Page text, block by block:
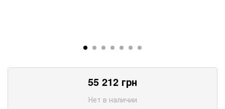
55 212 грн
Нет в наличии